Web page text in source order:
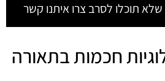
תוכלו לסרב צרו איתנו קשר
חכמות בתאורה